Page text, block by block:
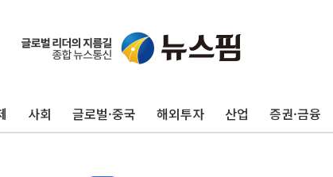
사회 글로벌·중국 해외투자 산업 증권·금융
뉴욕증시 개장 전 특징주...모더나·아이
김정관 장관 "영업이익 N% 성과급 반
청와대, 북한 단거리 탄도미사일 발사에